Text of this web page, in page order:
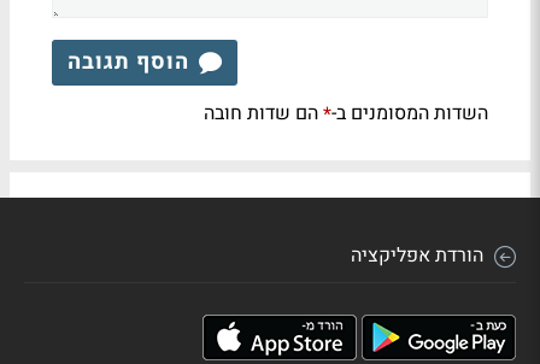
הוסף תגובה
השדות המסומנים ב-*הם שדות חובה
הורדת אפליקציה